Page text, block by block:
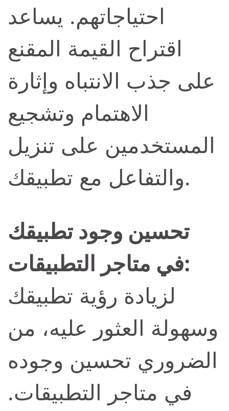
احتياجاتهم. يساعد
اقتراح القيمة المقنع
على جذب الانتباه وإثارة
الاهتمام وتشجيع
المستخدمين على تنزيل
والتفاعل مع تطبيقك.
تحسين وجود تطبيقك
في متاجر التطبيقات:
لزيادة رؤية تطبيقك
وسهولة العثور عليه، من
الضروري تحسين وجوده
في متاجر التطبيقات.